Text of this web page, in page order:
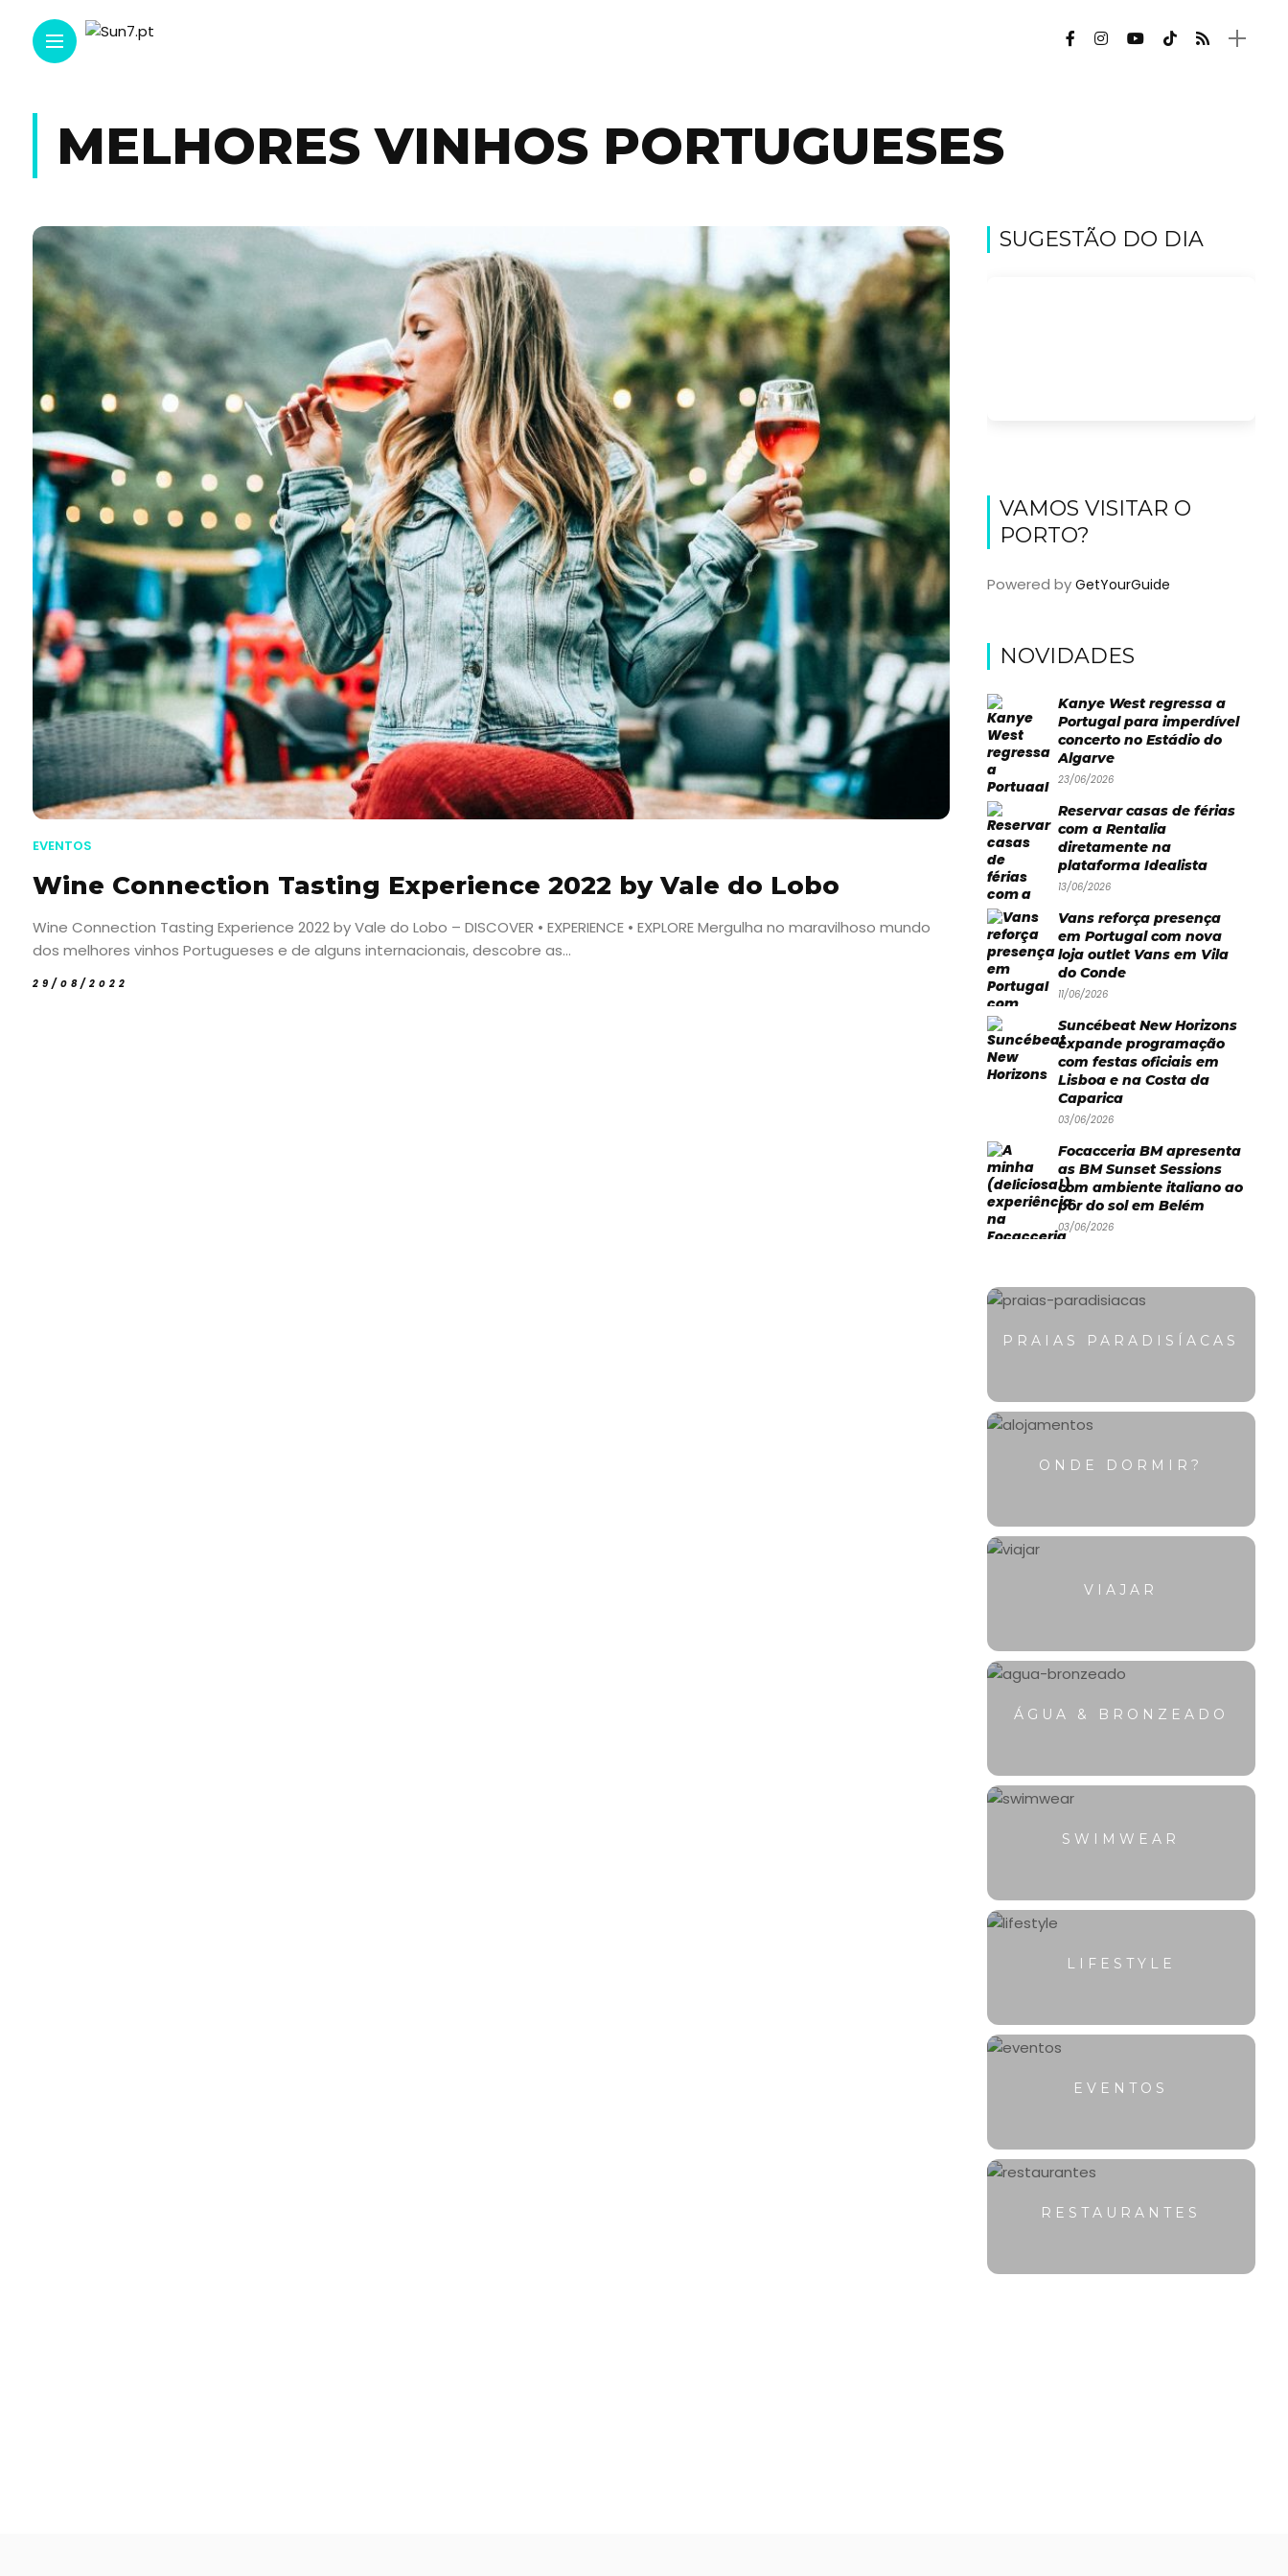
MELHORES VINHOS PORTUGUESES
EVENTOS
Wine Connection Tasting Experience 2022 by Vale do Lobo
Wine Connection Tasting Experience 2022 by Vale do Lobo – DISCOVER • EXPERIENCE • EXPLORE Mergulha no maravilhoso mundo
dos melhores vinhos Portugueses e de alguns internacionais, descobre as...
29/08/2022
SUGESTÃO DO DIA
VAMOS VISITAR O
PORTO?
Powered by GetYourGuide
NOVIDADES
Kanye West regressa a
Portugal para imperdível
concerto no Estádio do
Algarve
23/06/2026
Reservar casas de férias
com a Rentalia
diretamente na
plataforma Idealista
13/06/2026
Vans reforça presença
em Portugal com nova
loja outlet Vans em Vila
do Conde
11/06/2026
Suncébeat New Horizons
expande programação
com festas oficiais em
Lisboa e na Costa da
Caparica
03/06/2026
Focacceria BM apresenta
as BM Sunset Sessions
com ambiente italiano ao
pôr do sol em Belém
03/06/2026
PRAIAS PARADISÍACAS
ONDE DORMIR?
VIAJAR
ÁGUA & BRONZEADO
SWIMWEAR
LIFESTYLE
EVENTOS
RESTAURANTES